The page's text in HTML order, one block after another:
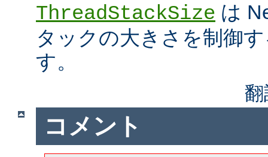
ThreadStackSize は
タックの大きさを制御
す。
コメント